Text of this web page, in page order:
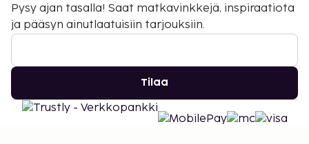
Pysy ajan tasalla! Saat matkavinkkejä, inspiraatiota
ja pääsyn ainutlaatuisiin tarjouksiin.
Tilaa